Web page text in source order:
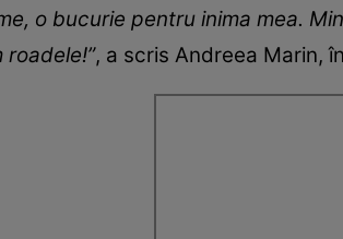
o bucurie pentru inima mea.
, a scris Andreea Marin,